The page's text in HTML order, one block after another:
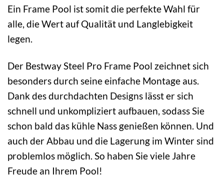
Ein Frame Pool ist somit die perfekte Wahl für
alle, die Wert auf Qualität und Langlebigkeit
legen.
Der Bestway Steel Pro Frame Pool zeichnet sich
besonders durch seine einfache Montage aus.
Dank des durchdachten Designs lässt er sich
schnell und unkompliziert aufbauen, sodass Sie
schon bald das kühle Nass genießen können. Und
auch der Abbau und die Lagerung im Winter sind
problemlos möglich. So haben Sie viele Jahre
Freude an Ihrem Pool!